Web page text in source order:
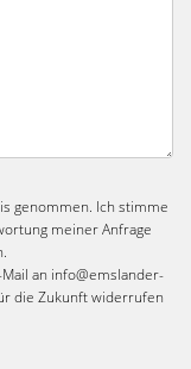
genommen. Ich stimme
meiner Anfrage
an info@emslander-
die Zukunft widerrufen